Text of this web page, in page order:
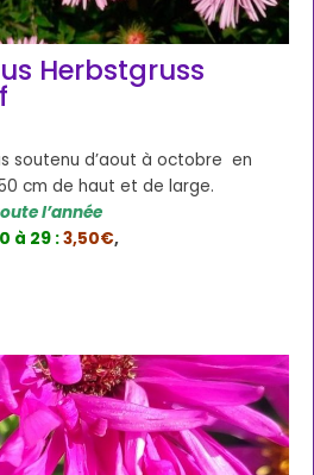
Herbstgruss
soutenu d’aout à octobre en
cm de haut et de large.
l’année
à 29 :3,50€,